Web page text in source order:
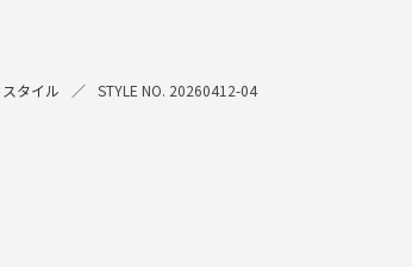
タイル STYLE NO. 20260412-04